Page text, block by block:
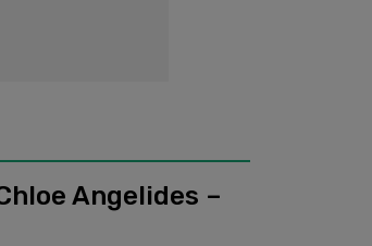
Angelides –